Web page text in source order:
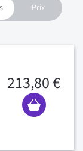
213,80 €